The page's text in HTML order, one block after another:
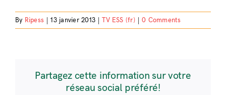
By Ripess 13 janvier 2013 TV ESS (fr) 0 Comments
Partagez cette information sur votre
réseau social préféré!